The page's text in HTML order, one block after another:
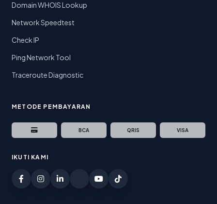
Domain WHOIS Lookup
Network Speedtest
Check IP
Ping Network Tool
Traceroute Diagnostic
METODE PEMBAYARAN
BCA QRIS VISA
IKUTI KAMI